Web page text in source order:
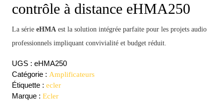
contrôle à distance eHMA250
La série eHMA est la solution intégrée parfaite pour les projets audio
professionnels impliquant convivialité et budget réduit.
UGS : eHMA250
Catégorie : Amplificateurs
Étiquette : ecler
Marque : Ecler